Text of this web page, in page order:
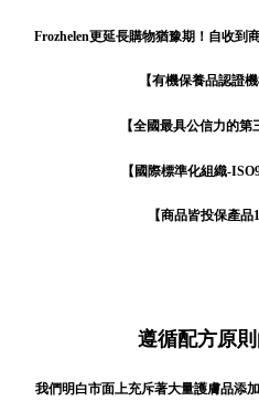
Frozhelen更延長購物猶豫期！自收到
【有機保養品認證
【全國最具公信力的第
【國際標準化組織-
【商品皆投保產品
遵循配方原
我們明白市面上充斥著大量護膚品添